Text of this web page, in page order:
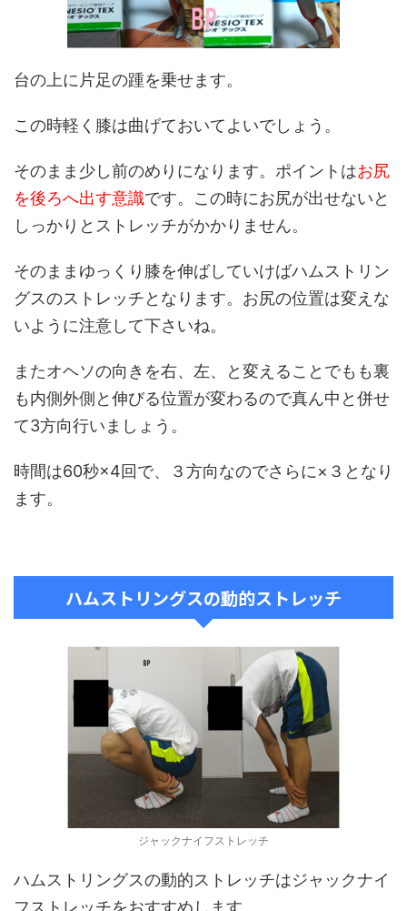
台の上に片足の踵を乗せます。
この時軽く膝は曲げておいてよいでしょう。
そのまま少し前のめりになります。ポイントはお尻
を後ろへ出す意識です。この時にお尻が出せないと
しっかりとストレッチがかかりません。
そのままゆっくり膝を伸ばしていけばハムストリン
グスのストレッチとなります。お尻の位置は変えな
いように注意して下さいね。
またオヘソの向きを右、左、と変えることでもも裏
も内側外側と伸びる位置が変わるので真ん中と併せ
て3方向行いましょう。
時間は60秒×4回で、３方向なのでさらに×３となり
ます。
ハムストリングスの動的ストレッチ
ジャックナイフストレッチ
ハムストリングスの動的ストレッチはジャックナイ
フストレッチをおすすめします。